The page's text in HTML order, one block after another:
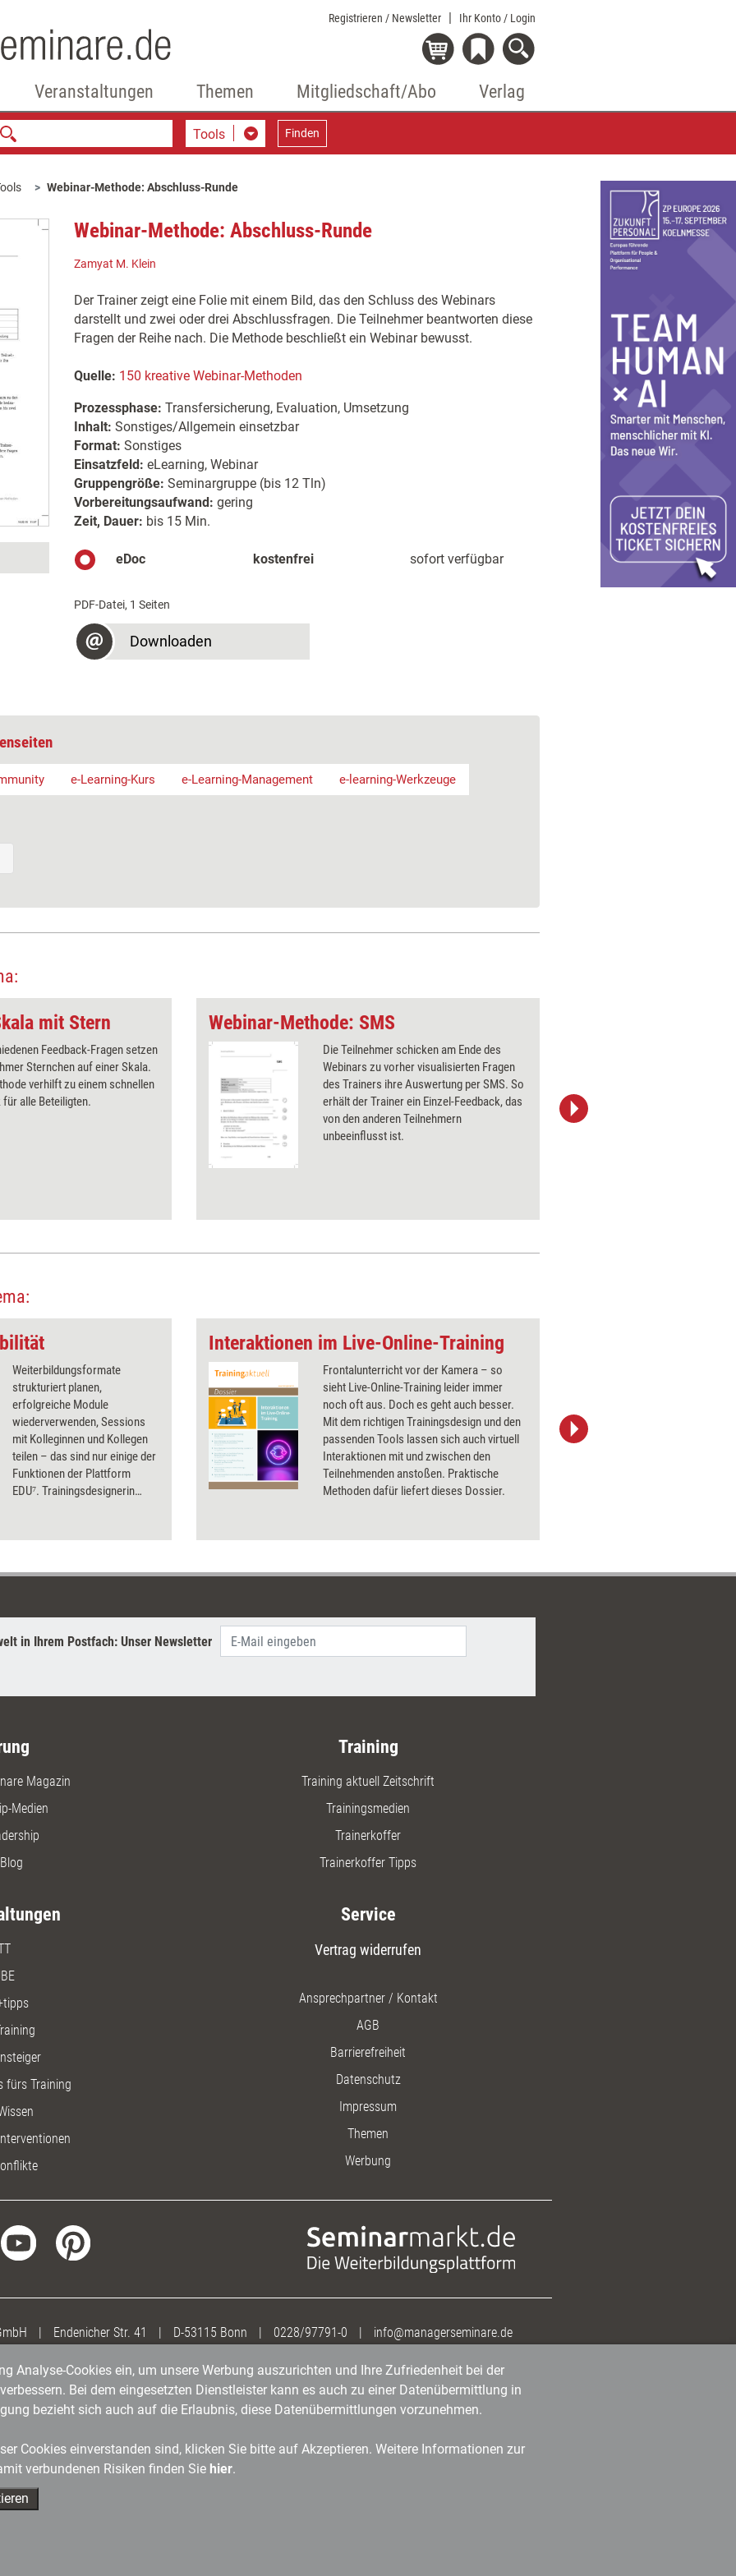
Registrieren / Newsletter Ihr Konto / Login
Veranstaltungen Themen Mitgliedschaft/Abo Verlag
Tools Finden
Webinar-Methode: Abschluss-Runde
Webinar-Methode: Abschluss-Runde
Zamyat M. Klein
Der Trainer zeigt eine Folie mit einem Bild, das den Schluss des Webinars
darstellt und zwei oder drei Abschlussfragen. Die Teilnehmer beantworten diese
Fragen der Reihe nach. Die Methode beschließt ein Webinar bewusst.
Quelle: 150 kreative Webinar-Methoden
Prozessphase: Transfersicherung, Evaluation, Umsetzung
Inhalt: Sonstiges/Allgemein einsetzbar
Format: Sonstiges
Einsatzfeld: eLearning, Webinar
Gruppengröße: Seminargruppe (bis 12 Tln)
Vorbereitungsaufwand: gering
Zeit, Dauer: bis 15 Min.
eDoc kostenfrei sofort verfügbar
PDF-Datei, 1 Seiten
Downloaden
e-Learning-Kurs e-Learning-Management e-learning-Werkzeuge
mit Stern
Feedback-Fragen setzen
Sternchen auf einer Skala.
verhilft zu einem schnellen
für alle Beteiligten.
Webinar-Methode: SMS
Die Teilnehmer schicken am Ende des
Webinars zu vorher visualisierten Fragen
des Trainers ihre Auswertung per SMS. So
erhält der Trainer ein Einzel-Feedback, das
von den anderen Teilnehmern
unbeeinflusst ist.
Weiterbildungsformate
strukturiert planen,
erfolgreiche Module
wiederverwenden, Sessions
mit Kolleginnen und Kollegen
teilen – das sind nur einige der
Funktionen der Plattform
EDU⁷. Trainingsdesignerin
einem Praxistest unterzogen.
Interaktionen im Live-Online-Training
Frontalunterricht vor der Kamera – so
sieht Live-Online-Training leider immer
noch oft aus. Doch es geht auch besser.
Mit dem richtigen Trainingsdesign und den
passenden Tools lassen sich auch virtuell
Interaktionen mit und zwischen den
Teilnehmenden anstoßen. Praktische
Methoden dafür liefert dieses Dossier.
in Ihrem Postfach: Unser Newsletter
Magazin
Medien
Training
Training aktuell Zeitschrift
Trainingsmedien
Trainerkoffer
Trainerkoffer Tipps
fürs Training
Service
Vertrag widerrufen
Ansprechpartner / Kontakt
AGB
Barrierefreiheit
Datenschutz
Impressum
Themen
Werbung
| Endenicher Str. 41 | D-53115 Bonn | 0228/97791-0 | info@managerseminare.de
Analyse-Cookies ein, um unsere Werbung auszurichten und Ihre Zufriedenheit bei der
Bei dem eingesetzten Dienstleister kann es auch zu einer Datenübermittlung in
bezieht sich auch auf die Erlaubnis, diese Datenübermittlungen vorzunehmen.
Cookies einverstanden sind, klicken Sie bitte auf Akzeptieren. Weitere Informationen zur
verbundenen Risiken finden Sie hier.